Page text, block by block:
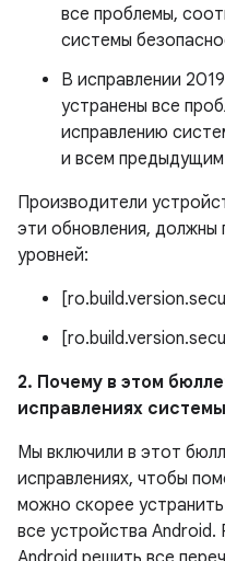
все проблемы,
системы
В исправлении
устранены все
исправлению
и всем предыдущим
Производители
эти обновления, должны
уровней:
2. Почему в этом
исправлениях
Мы включили в этот
исправлениях, чтобы
можно скорее
все устройства